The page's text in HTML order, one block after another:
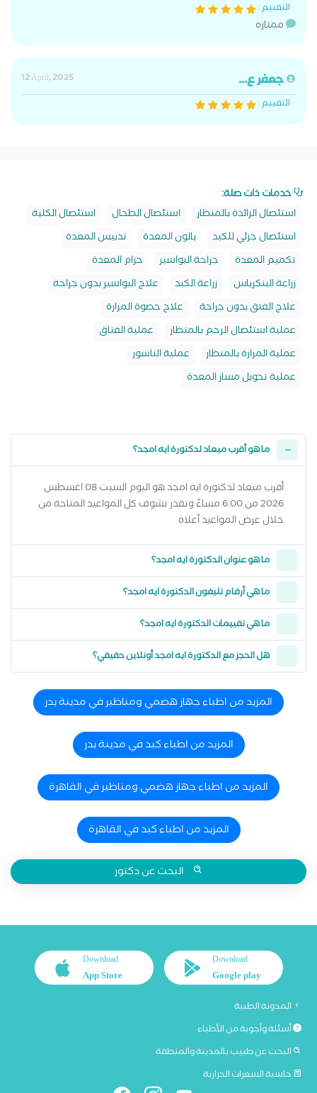
التقييم :
ممتازه
جعفر ع...
12 April, 2025
التقييم :
خدمات ذات صلة:
استئصال الزائدة بالمنظار
استئصال الطحال
استئصال الكلية
استئصال جزئي للكبد
بالون المعدة
تدبيس المعدة
تكميم المعدة
جراحة البواسير
حزام المعدة
زراعة البنكرياس
زراعة الكبد
علاج البواسير بدون جراحة
علاج الفتق بدون جراحة
علاج حصوة المرارة
عملية استئصال الرحم بالمنظار
عملية الفتاق
عملية المرارة بالمنظار
عملية الناسور
عملية تحويل مسار المعدة
ما هو أقرب ميعاد لدكتورة ايه امجد؟
أقرب ميعاد لدكتورة ايه امجد هو اليوم السبت 08 اغسطس
2026 من 6:00 مساءً وتقدر تشوف كل المواعيد المتاحة من
خلال عرض المواعيد أعلاه
ما هو عنوان الدكتورة ايه امجد؟
ما هي أرقام تليفون الدكتورة ايه امجد؟
ما هي تقييمات الدكتورة ايه امجد؟
هل الحجز مع الدكتورة ايه امجد أونلاين حقيقي؟
المزيد من اطباء جهاز هضمي ومناظير في مدينة بدر
المزيد من اطباء كبد في مدينة بدر
المزيد من اطباء جهاز هضمي ومناظير في القاهرة
المزيد من اطباء كبد في القاهرة
البحث عن دكتور
Download
Google play
Download
App Store
المدونة الطبية
أسئلة وأجوبة من الأطباء
البحث عن طبيب بالمدينة والمنطقة
حاسبة السعرات الحرارية